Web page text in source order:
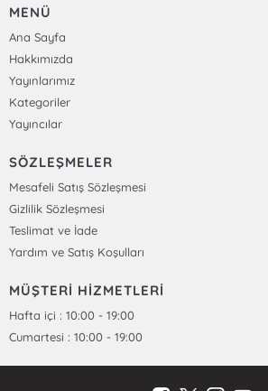
MENÜ
Ana Sayfa
Hakkımızda
Yayınlarımız
Kategoriler
Yayıncılar
SÖZLEŞMELER
Mesafeli Satış Sözleşmesi
Gizlilik Sözleşmesi
Teslimat ve İade
Yardım ve Satış Koşulları
MÜŞTERİ HİZMETLERİ
Hafta içi : 10:00 - 19:00
Cumartesi : 10:00 - 19:00